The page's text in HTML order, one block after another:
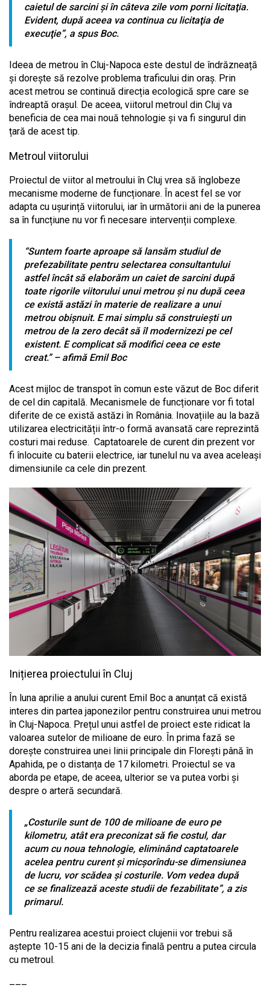
caietul de sarcini şi în câteva zile vom porni licitaţia.
Evident, după aceea va continua cu licitaţia de
execuţie”, a spus Boc.
Ideea de metrou în Cluj-Napoca este destul de îndrăzneață
și dorește să rezolve problema traficului din oraș. Prin
acest metrou se continuă direcția ecologică spre care se
îndreaptă orașul. De aceea, viitorul metroul din Cluj va
beneficia de cea mai nouă tehnologie și va fi singurul din
țară de acest tip.
Metroul viitorului
Proiectul de viitor al metroului în Cluj vrea să înglobeze
mecanisme moderne de funcționare. În acest fel se vor
adapta cu ușurință viitorului, iar în următorii ani de la punerea
sa în funcțiune nu vor fi necesare intervenții complexe.
“Suntem foarte aproape să lansăm studiul de
prefezabilitate pentru selectarea consultantului
astfel încât să elaborăm un caiet de sarcini după
toate rigorile viitorului unui metrou şi nu după ceea
ce există astăzi în materie de realizare a unui
metrou obişnuit. E mai simplu să construieşti un
metrou de la zero decât să îl modernizezi pe cel
existent. E complicat să modifici ceea ce este
creat.” – afimă Emil Boc
Acest mijloc de transpot în comun este văzut de Boc diferit
de cel din capitală. Mecanismele de funcționare vor fi total
diferite de ce există astăzi în România. Inovațiile au la bază
utilizarea electricității într-o formă avansată care reprezintă
costuri mai reduse. Captatoarele de curent din prezent vor
fi înlocuite cu baterii electrice, iar tunelul nu va avea aceleași
dimensiunile ca cele din prezent.
Inițierea proiectului în Cluj
În luna aprilie a anului curent Emil Boc a anunțat că există
interes din partea japonezilor pentru construirea unui metrou
în Cluj-Napoca. Prețul unui astfel de proiect este ridicat la
valoarea sutelor de milioane de euro. În prima fază se
dorește construirea unei linii principale din Florești până în
Apahida, pe o distanța de 17 kilometri. Proiectul se va
aborda pe etape, de aceea, ulterior se va putea vorbi și
despre o arteră secundară.
„Costurile sunt de 100 de milioane de euro pe
kilometru, atât era preconizat să fie costul, dar
acum cu noua tehnologie, eliminând captatoarele
acelea pentru curent şi micşorîndu-se dimensiunea
de lucru, vor scădea şi costurile. Vom vedea după
ce se finalizează aceste studii de fezabilitate”, a zis
primarul.
Pentru realizarea acestui proiect clujenii vor trebui să
aștepte 10-15 ani de la decizia finală pentru a putea circula
cu metroul.
–––